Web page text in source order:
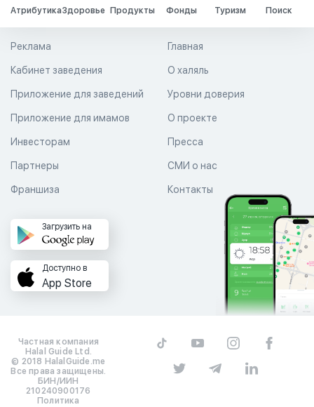
АтрибутикаЗдоровье Продукты Фонды Туризм Поиск
Главная
О халяль
Уровни доверия
Реклама
Кабинет заведения
Приложение для заведений
Приложение для имамов О проекте
Пресса
СМИ о нас
Контакты
Инвесторам
Партнеры
Франшиза
Загрузить на
Доступно в
App Store
Частная компания
Halal Guide Ltd.
© 2018 HalalGuide.me
Все права защищены.
БИН/ИИН
210240900176
Политика